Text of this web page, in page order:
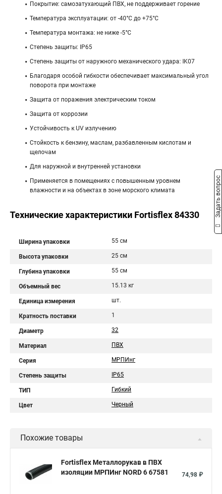
Покрытие: самозатухающий ПВХ, не поддерживает горение
Температура эксплуатации: от -40°С до +75°С
Температура монтажа: не ниже -5°С
Степень защиты: IP65
Степень защиты от наружного механического удара: IK07
Благодаря особой гибкости обеспечивает максимальный угол
поворота при монтаже
Защита от поражения электрическим током
Защита от коррозии
Устойчивость к UV излучению
Стойкость к бензину, маслам, разбавленным кислотам и
щелочам
Для наружной и внутренней установки
Применяется в помещениях с повышенным уровнем
влажности и на объектах в зоне морского климата
Технические характеристики Fortisflex 84330
Ширина упаковки 55 см
Высота упаковки 25 см
Глубина упаковки 55 см
Объемный вес 15.13 кг
Единица измерения шт.
Кратность поставки 1
Диаметр 32
Материал ПВХ
Серия МРПИнг
Степень защиты IP65
ТИП Гибкий
Цвет Черный
Похожие товары
Fortisflex Металлорукав в ПВХ
изоляции МРПИнг NORD 6 67581
74,98 ₽
Задать вопрос